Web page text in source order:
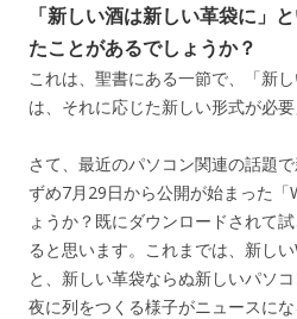
「新しい酒は新しい革袋に」
たことがあるでしょうか？
これは、聖書にある一節で、「新
は、それに応じた新しい形式が必要
さて、最近のパソコン関連の話題
ずめ7月29日から公開が始まった
ょうか？既にダウンロードされて
ると思います。これまでは、新し
と、新しい革袋ならぬ新しいパソ
夜に列をつくる様子がニュースに